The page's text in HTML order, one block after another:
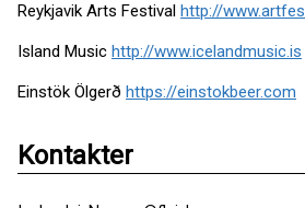
Reykjavik Arts Festival http://
Island Music http://www.icelandmusic.is
Einstök Ölgerð https://einstokbeer.com
Kontakter